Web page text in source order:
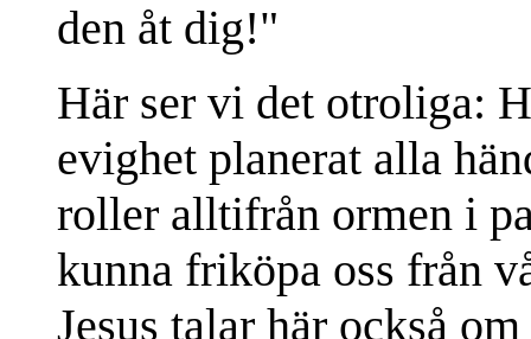
den åt dig!"
Här ser vi det otroliga:
evighet planerat alla
roller alltifrån ormen i
kunna friköpa oss från
Jesus talar här också